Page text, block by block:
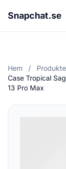
Snapchat.se
Hem /
Case Tropical
13 Pro Max